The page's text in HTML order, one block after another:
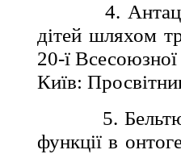
4.
дітей шляхом
20-ї
Київ:
5.
функції в